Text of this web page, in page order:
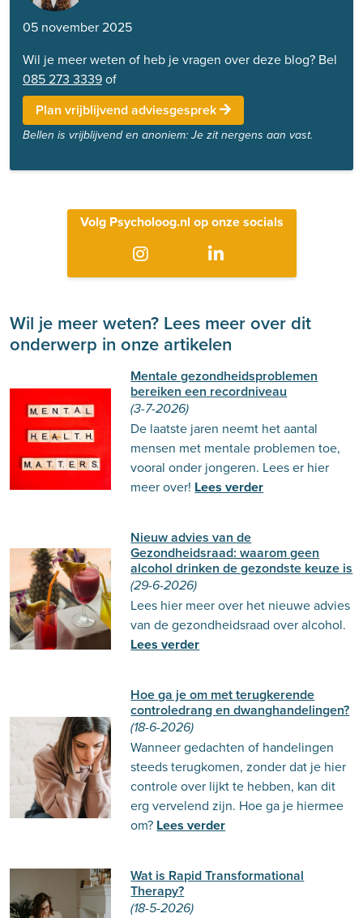
05 november 2025
Wil je meer weten of heb je vragen over deze blog? Bel
085 273 3339of
Plan vrijblijvend adviesgesprek
Bellen is vrijblijvend en anoniem: Je zit nergens aan vast.
Volg Psycholoog.nl op onze socials
Wil je meer weten? Lees meer over dit
onderwerp in onze artikelen
Mentale gezondheidsproblemen
bereiken een recordniveau
(3-7-2026)
De laatste jaren neemt het aantal
mensen met mentale problemen toe,
vooral onder jongeren. Lees er hier
meer over! Lees verder
Nieuw advies van de
Gezondheidsraad: waarom geen
alcohol drinken de gezondste keuze is
(29-6-2026)
Lees hier meer over het nieuwe advies
van de gezondheidsraad over alcohol.
Lees verder
Hoe ga je om met terugkerende
controledrang en dwanghandelingen?
(18-6-2026)
Wanneer gedachten of handelingen
steeds terugkomen, zonder dat je hier
controle over lijkt te hebben, kan dit
erg vervelend zijn. Hoe ga je hiermee
om? Lees verder
Wat is Rapid Transformational
Therapy?
(18-5-2026)